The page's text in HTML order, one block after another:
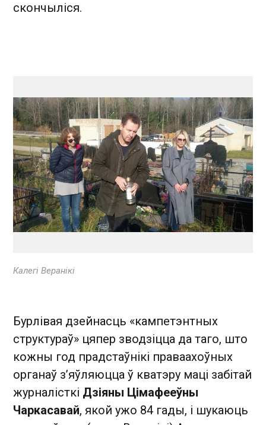
скончыліся.
Калегі Веранікі
Бурлівая дзейнасць «кампетэнтных
структураў» цяпер зводзіцца да таго, што
кожны год прадстаўнікі праваахоўных
органаў з’яўляюцца ў кватэру маці забітай
журналісткі Дзіяны Цімафееўны
Чаркасавай, якой ужо 84 гады, і шукаюць